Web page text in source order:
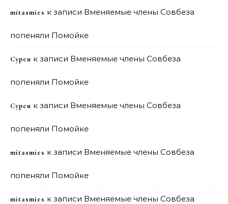
mitasmies к записи Вменяемые члены Совбеза
попеняли Помойке
Сурен к записи Вменяемые члены Совбеза
попеняли Помойке
Сурен к записи Вменяемые члены Совбеза
попеняли Помойке
mitasmies к записи Вменяемые члены Совбеза
попеняли Помойке
mitasmies к записи Вменяемые члены Совбеза